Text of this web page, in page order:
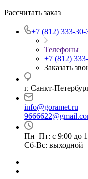
Рассчитать заказ
+7 (812) 333-30-
Телефоны
+7 (812)
Заказать
г. Санкт-
info@goramet.ru
Пн–Пт: с 9:00 до
Сб-Вс: выходной